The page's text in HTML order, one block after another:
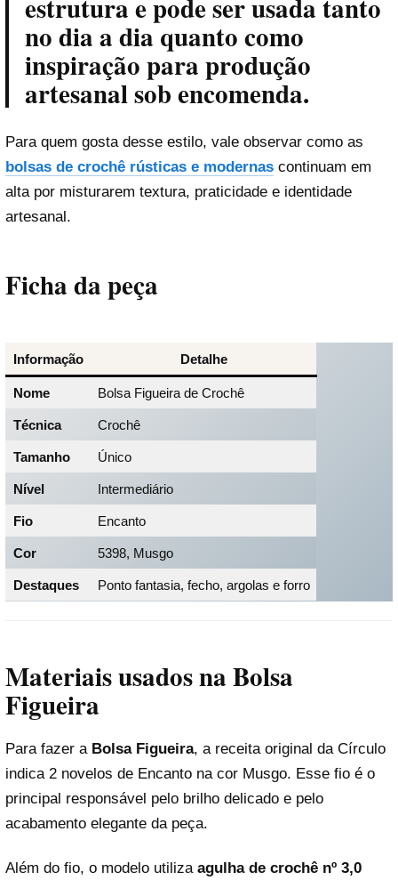
estrutura e pode ser usada tanto
no dia a dia quanto como
inspiração para produção
artesanal sob encomenda.
Para quem gosta desse estilo, vale observar como as
bolsas de crochê rústicas e modernas continuam em
alta por misturarem textura, praticidade e identidade
artesanal.
Ficha da peça
Informação Detalhe
Nome Bolsa Figueira de Crochê
Técnica Crochê
Tamanho Único
Nível Intermediário
Fio Encanto
Cor 5398, Musgo
Destaques Ponto fantasia, fecho, argolas e forro
Materiais usados na Bolsa
Figueira
Para fazer a Bolsa Figueira, a receita original da Círculo
indica 2 novelos de Encanto na cor Musgo. Esse fio é o
principal responsável pelo brilho delicado e pelo
acabamento elegante da peça.
Além do fio, o modelo utiliza agulha de crochê nº 3,0